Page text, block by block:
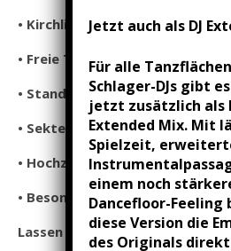
• Kirchliche Trauungen
• Freie Trauungen
• Standesamtliche Trauungen
• Sektempfang
• Hochzeitsfeiern
• Besondere
Lassen Sie Ihre Liebe erklingen
Jetzt auch als DJ
Für alle
Schlager-DJs gibt
jetzt zusätzlich als
Extended Mix. Mit
Spielzeit,
einem noch
Dancefloor-Feeling
diese Version die
des Originals